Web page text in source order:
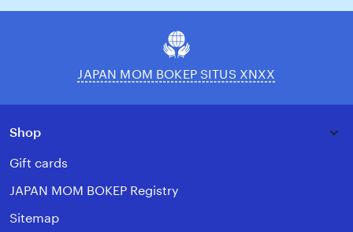
JAPAN MOM BOKEP SITUS XNXX
Shop
Gift cards
JAPAN MOM BOKEP Registry
Sitemap